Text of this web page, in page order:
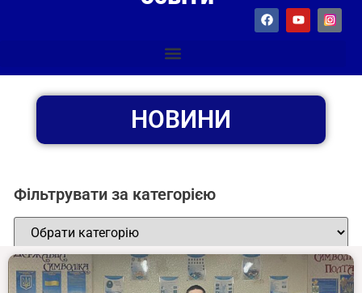
НОВИНИ
Фільтрувати за категорією